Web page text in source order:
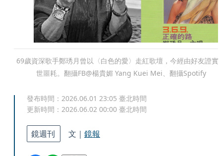
69歲資深歌手鄭琇月曾以〈白色的愛〉走紅歌壇，今經由好友證實
世噩耗。翻攝FB@楊貴媚 Yang Kuei Mei、翻攝Spotify
發布時間： 2026.06.01 23:05 臺北時間
更新時間： 2026.06.02 00:00 臺北時間
鏡週刊 文｜ 鏡報